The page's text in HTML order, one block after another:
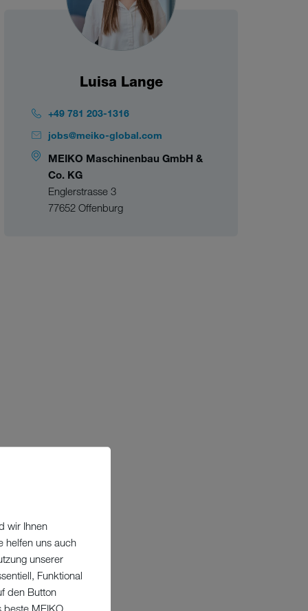
wir Ihnen
helfen uns auch
unserer
Funktional
den Button
beste MEIKO
Luisa Lange
+49 781 203-1316
jobs@meiko-global.com
MEIKO Maschinenbau GmbH &
Co. KG
Englerstrasse 3
77652 Offenburg